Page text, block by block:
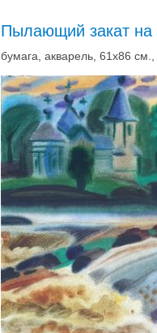
Пылающий закат на
бумага, акварель, 61х86 см.,